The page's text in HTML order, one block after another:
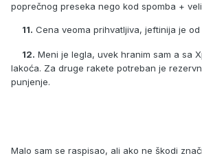
poprečnog preseka nego kod spomba +
11. Cena veoma prihvatljiva, jeftinija je od
12. Meni je legla, uvek hranim sam a sa
lakoća. Za druge rakete potreban je
punjenje.
Malo sam se raspisao, ali ako ne škodi